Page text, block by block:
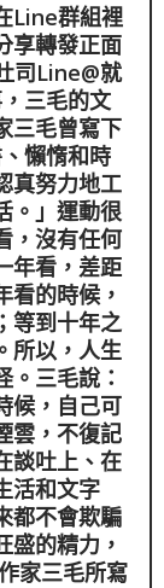
Line群組裡
享轉發正面
司Line@就
三毛的文
三毛曾寫下
懶惰和時
真努力地工
。」運動很
，沒有任何
年看，差距
看的時候，
等到十年之
所以，人生
三毛說：
候，自己可
雲，不復記
談吐上、在
活和文字
都不會欺騙
盛的精力，
家三毛所寫